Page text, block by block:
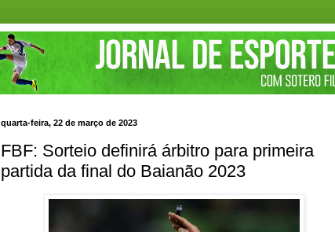
quarta-feira, 22 de março de 2023
FBF: Sorteio definirá árbitro para primeira
partida da final do Baianão 2023